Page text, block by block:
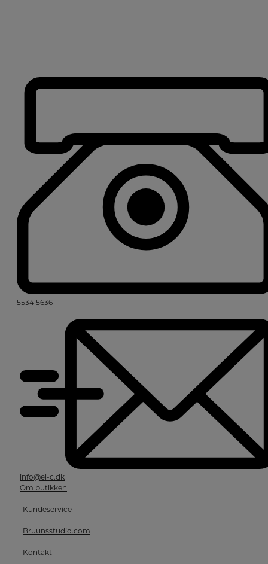
5534 5636
info@el-c.dk
Om butikken
Kundeservice
Bruunsstudio.com
Kontakt